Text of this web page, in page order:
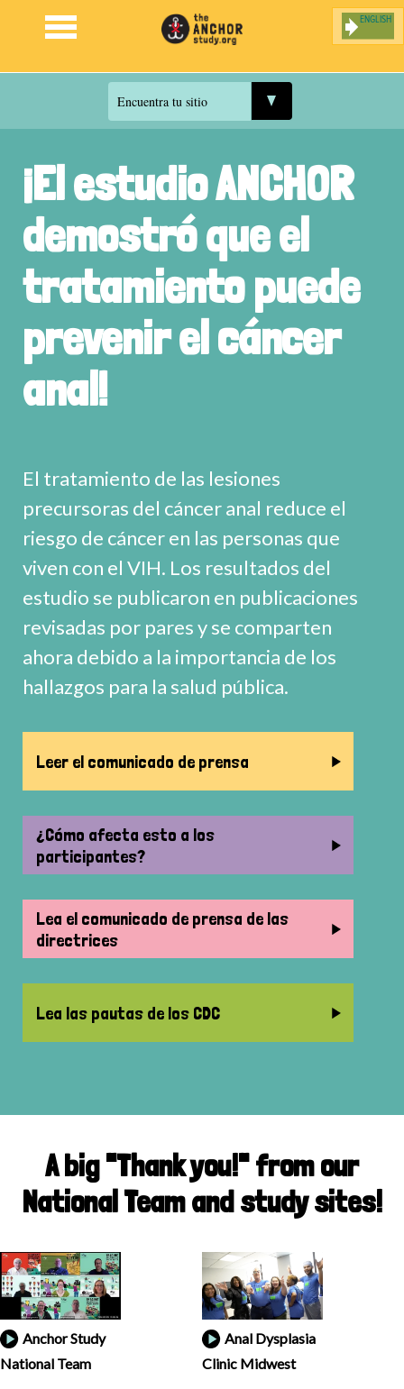
Jump to navigation
ENGLISH
Encuentra tu sitio
¡El estudio ANCHOR
demostró que el
tratamiento puede
prevenir el cáncer
anal!
El tratamiento de las lesiones
precursoras del cáncer anal reduce el
riesgo de cáncer en las personas que
viven con el VIH. Los resultados del
estudio se publicaron en publicaciones
revisadas por pares y se comparten
ahora debido a la importancia de los
hallazgos para la salud pública.
Leer el comunicado de prensa
¿Cómo afecta esto a los
participantes?
Lea el comunicado de prensa de las
directrices
Lea las pautas de los CDC
A big "Thank you!" from our
National Team and study sites!
Anchor Study
National Team
Anal Dysplasia
Clinic Midwest